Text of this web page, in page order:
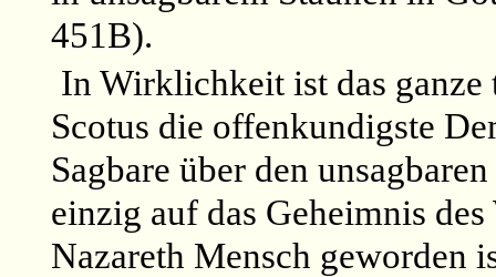
451B).
In Wirklichkeit ist das ganze
Scotus die offenkundigste
Sagbare über den
einzig auf das Geheimnis
Nazareth Mensch geworden